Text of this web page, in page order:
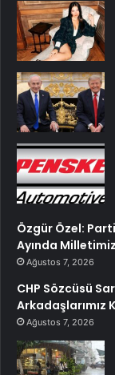
Özgür Özel:
Ayında
Ağustos 7, 2026
CHP Sözcüsü
Arkadaşlarımız
Ağustos 7, 2026